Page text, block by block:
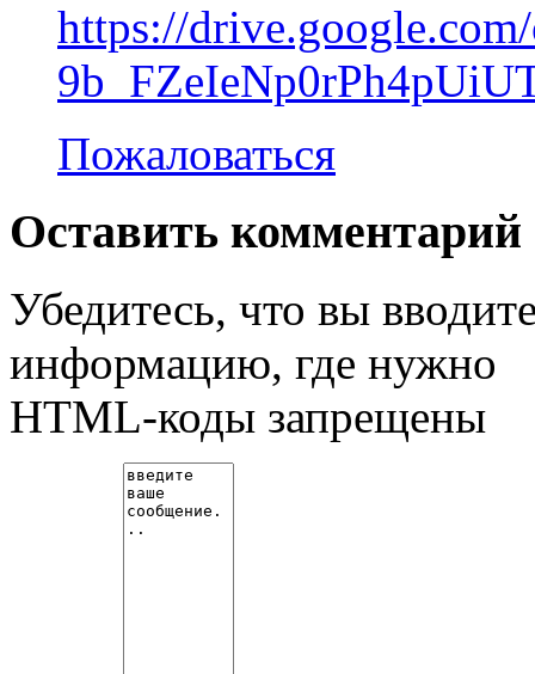
https://
Пожаловаться
Оставить комментарий
Убедитесь, что вы
информацию, где нужно
HTML-коды запрещены